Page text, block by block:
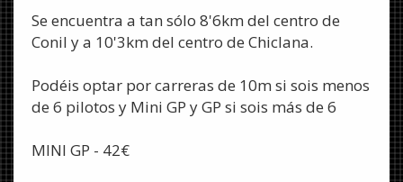
Se encuentra a tan sólo 8'6km del centro de
Conil y a 10'3km del centro de Chiclana.
Podéis optar por carreras de 10m si sois menos
de 6 pilotos y Mini GP y GP si sois más de 6
MINI GP - 42€